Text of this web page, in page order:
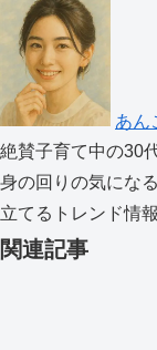
あん
絶賛子育て中の30
身の回りの気にな
立てるトレンド情
関連記事